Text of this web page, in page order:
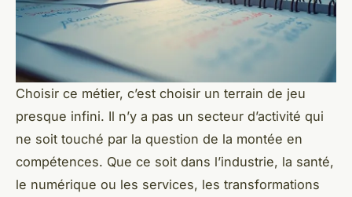
Choisir ce métier, c’est choisir un terrain de jeu
presque infini. Il n’y a pas un secteur d’activité qui
ne soit touché par la question de la montée en
compétences. Que ce soit dans l’industrie, la santé,
le numérique ou les services, les transformations